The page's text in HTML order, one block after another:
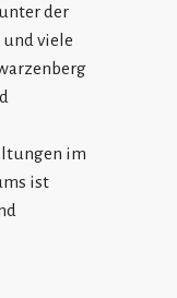
der
und viele
im
ist